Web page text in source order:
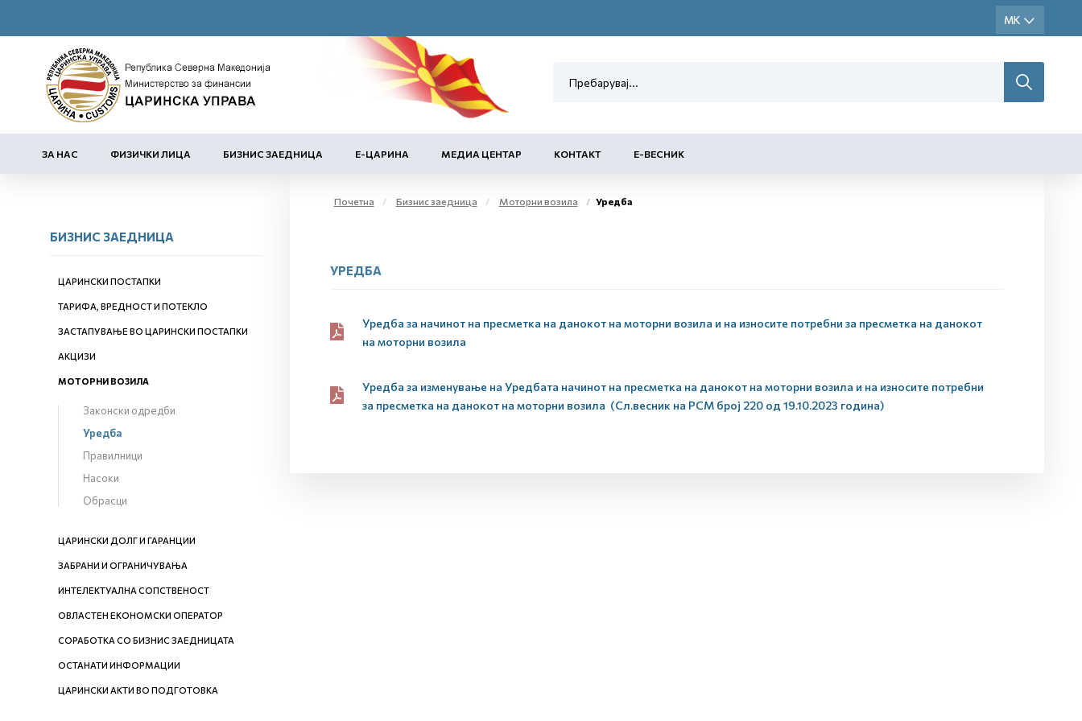
ЗА НАС ФИЗИЧКИ ЛИЦА БИЗНИС ЗАЕДНИЦА Е-ЦАРИНА МЕДИА ЦЕНТАР КОНТАКТ Е-ВЕСНИК
БИЗНИС ЗАЕДНИЦА
ЦАРИНСКИ ПОСТАПКИ
ТАРИФА, ВРЕДНОСТ И ПОТЕКЛО
ЗАСТАПУВАЊЕ ВО ЦАРИНСКИ ПОСТАПКИ
АКЦИЗИ
МОТОРНИ ВОЗИЛА
Законски одредби
Уредба
Правилници
Насоки
Обрасци
ЦАРИНСКИ ДОЛГ И ГАРАНЦИИ
ЗАБРАНИ И ОГРАНИЧУВАЊА
ИНТЕЛЕКТУАЛНА СОПСТВЕНОСТ
ОВЛАСТЕН ЕКОНОМСКИ ОПЕРАТОР
СОРАБОТКА СО БИЗНИС ЗАЕДНИЦАТА
ОСТАНАТИ ИНФОРМАЦИИ
ЦАРИНСКИ АКТИ ВО ПОДГОТОВКА
Почетна Бизнис заедница Моторни возила Уредба
УРЕДБА
Уредба за начинот на пресметка на данокот на моторни возила и на износите потребни за пресметка на данокот
на моторни возила
Уредба за изменување на Уредбата начинот на пресметка на данокот на моторни возила и на износите потребни
за пресметка на данокот на моторни возила (Сл.весник на РСМ број 220 од 19.10.2023 година)